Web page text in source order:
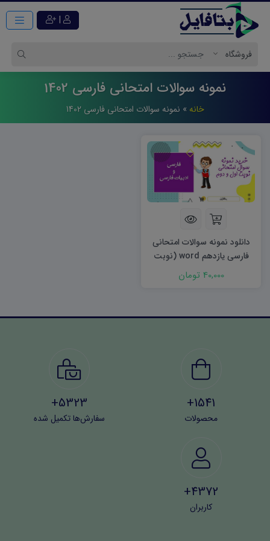
|
نمونه سوالات امتحانی فارسی 1402
خانه » نمونه سوالات امتحانی فارسی 1402
دانلود نمونه سوالات امتحانی
فارسی یازدهم word (نوبت
اول) ۱۴۰۲
40,000 تومان
1541+
محصولات
5323+
سفارش‌ها تکمیل شده
4372+
کاربران